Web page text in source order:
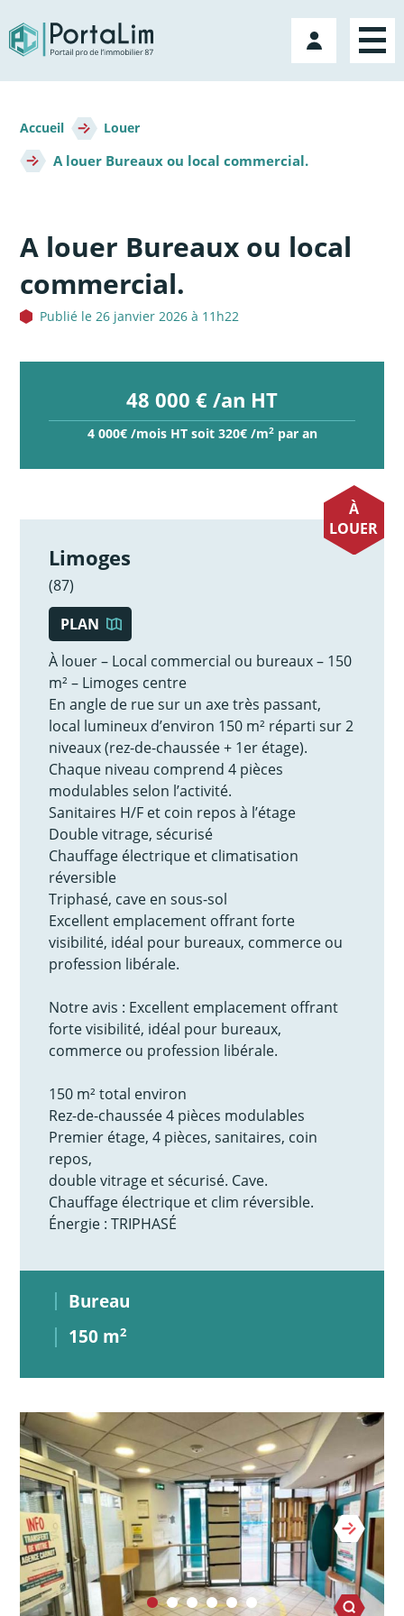
directement
au
contenu
Mon
compte
d'Ariane
Accueil Louer
A louer Bureaux ou local commercial.
A louer Bureaux ou local
commercial.
Publié le 26 janvier 2026 à 11h22
48 000 € /an HT
4 000€ /mois HT soit 320€ /m2par an
À
LOUER
Limoges
(87)
PLAN
À louer – Local commercial ou bureaux – 150
m² – Limoges centre
En angle de rue sur un axe très passant,
local lumineux d’environ 150 m² réparti sur 2
niveaux (rez-de-chaussée + 1er étage).
Chaque niveau comprend 4 pièces
modulables selon l’activité.
Sanitaires H/F et coin repos à l’étage
Double vitrage, sécurisé
Chauffage électrique et climatisation
réversible
Triphasé, cave en sous-sol
Excellent emplacement offrant forte
visibilité, idéal pour bureaux, commerce ou
profession libérale.
Notre avis : Excellent emplacement offrant
forte visibilité, idéal pour bureaux,
commerce ou profession libérale.
150 m² total environ
Rez-de-chaussée 4 pièces modulables
Premier étage, 4 pièces, sanitaires, coin
repos,
double vitrage et sécurisé. Cave.
Chauffage électrique et clim réversible.
Énergie : TRIPHASÉ
Bureau
150 m2